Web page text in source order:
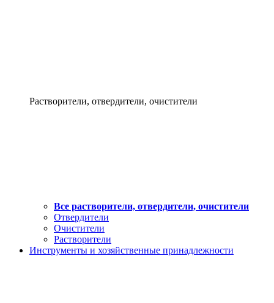
Растворители, отвердители, очистители
Все растворители, отвердители, очистители
Отвердители
Очистители
Растворители
Инструменты и хозяйственные принадлежности